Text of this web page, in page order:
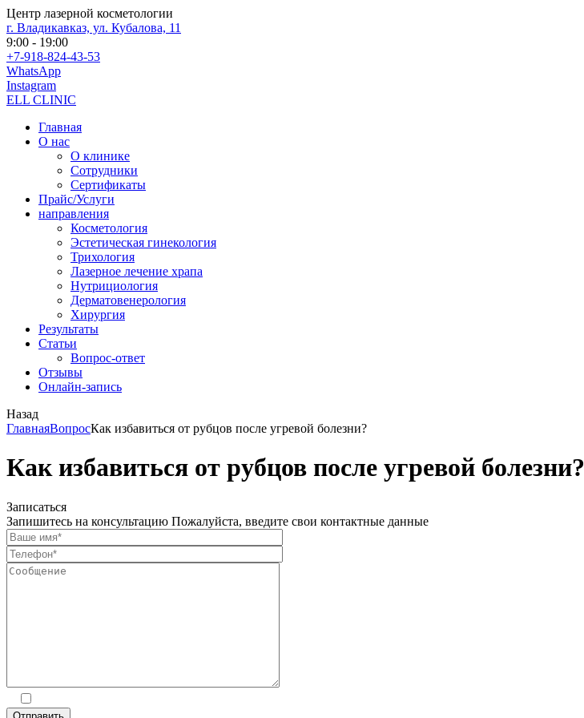
Центр лазерной косметологии
г. Владикавказ, ул. Кубалова, 11
9:00 - 19:00
+7-918-824-43-53
WhatsApp
Instagram
ELL CLINIC
Главная
О нас
О клинике
Сотрудники
Сертификаты
Прайс/Услуги
направления
Косметология
Эстетическая гинекология
Трихология
Лазерное лечение храпа
Нутрициология
Дерматовенерология
Хирургия
Результаты
Статьи
Вопрос-ответ
Отзывы
Онлайн-запись
Назад
ГлавнаяВопросКак избавиться от рубцов после угревой болезни?
Как избавиться от рубцов после угревой болезни?
Записаться
Запишитесь на консультацию Пожалуйста, введите свои контактные данные